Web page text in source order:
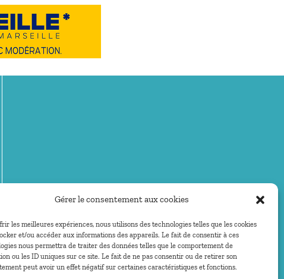
Gérer le consentement aux cookies
les meilleures expériences, nous utilisons des technologies telles que les cookies
et/ou accéder aux informations des appareils. Le fait de consentir à ces
nous permettra de traiter des données telles que le comportement de
ou les ID uniques sur ce site. Le fait de ne pas consentir ou de retirer son
peut avoir un effet négatif sur certaines caractéristiques et fonctions.